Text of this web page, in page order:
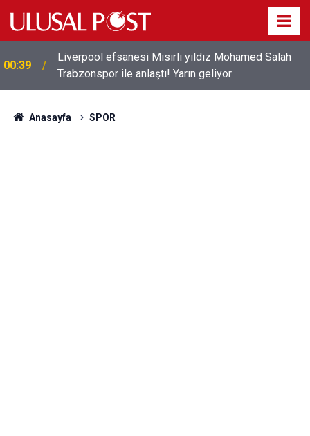
00:39
Liverpool efsanesi Mısırlı yıldız Mohamed Salah
Trabzonspor ile anlaştı! Yarın geliyor
Anasayfa SPOR